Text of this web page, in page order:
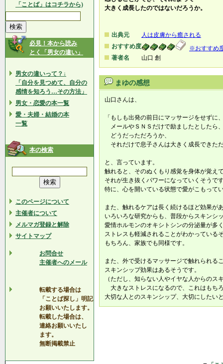
「ことば」はコチラから)
必見！本から読み
とく「男女の違い」
男女の違いって？↓
「自分を見つめて、自分の
感情を知ろう…その方法」
男女・恋愛の本一覧
愛・夫婦・結婚の本
一覧
本の検索
このページについて
主催者について
メルマガ登録と解除
サイトマップ
お問合せ
主催者へのメール
転載する場合は
「ことば探し」明記
お願いいたします。
転載した場合は、
連絡お願いいたし
ます。
無断掲載禁止
大きく成長したのではないだろうか。
出典元
人は皮膚から癒される
おすすめ度
※おすすめ
著者名
山口 創
まゆの感想
山口さんは、
「もしも出発の前日にマッサージをせずに
メールやＳＮＳだけで励ましたとしたら
どうだっただろうか、
それだけで息子さんは大きく成長できた
と、言っています。
触れると、そのぬくもり感覚を身体が覚え
それが生き抜くパワーになっていくそうで
特に、心を開いている状態で愛がこもって
また、触れるケアは長く続けるほど効果が
いろいろな研究からも、普段からスキンシ
愛情ホルモンのオキシトシンの分泌量が多
ストレスも軽減されることがわかっている
もちろん、家族でも同様です。
また、外で受けるマッサージで触れられる
スキンシップ効果はあるそうです。
（ただし、知らない人やイヤな人からのス
大きなストレスになるので、これはもち
大切な人とのスキンシップ、大切にしたい